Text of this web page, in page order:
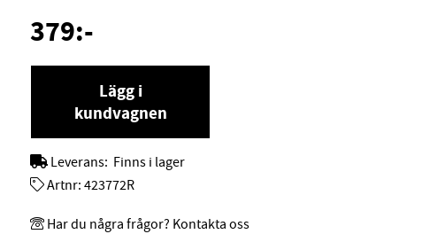
379:-
Lägg i
kundvagnen
Leverans: Finns i lager
Artnr: 423772R
Har du några frågor? Kontakta oss